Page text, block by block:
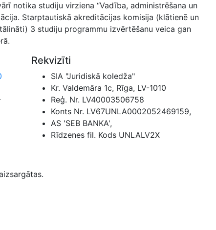
notika studiju virziena “Vadība, administrēšana un
Starptautiskā akreditācijas komisija (klātienē un
3 studiju programmu izvērtēšanu veica gan
Rekvizīti
SIA "Juridiskā koledža"
Kr. Valdemāra 1c, Rīga, LV-1010
Reģ. Nr. LV40003506758
Konts Nr. LV67UNLA0002052469159,
AS 'SEB BANKA',
Rīdzenes fil. Kods UNLALV2X